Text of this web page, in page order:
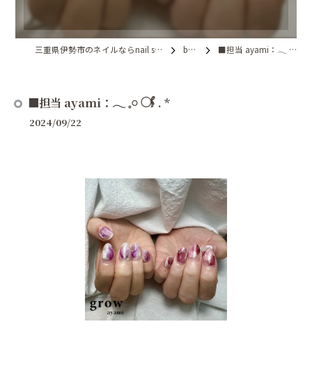
三重県伊勢市のネイルならnail salon grow blog ■担当 ayami：‪𓂃 𓈒𓏸 𓋜 . *
■担当 ayami：‪𓂃 𓈒𓏸 𓋜 . *
2024/09/22